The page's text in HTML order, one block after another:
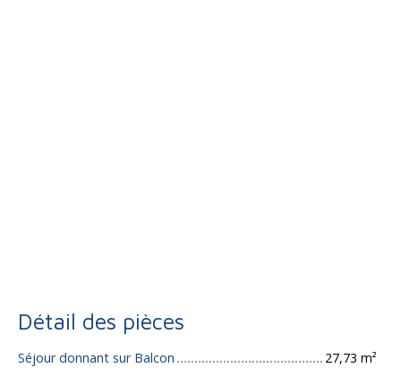
Détail des pièces
Séjour donnant sur Balcon
27,73 m²